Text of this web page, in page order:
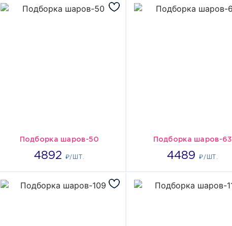
Подборка шаров-50
4892 ₽/ШТ.
4892 Подборка шаров-63
4489₽/ШТ.
4489